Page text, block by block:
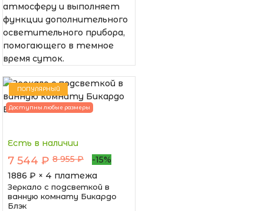
атмосферу и выполняет
функции дополнительного
осветительного прибора,
помогающего в темное
время суток.
ПОПУЛЯРНЫЙ
Доступны любые размеры
Есть в наличии
7 544 ₽ 8 955 ₽
-15%
1886 ₽ × 4 платежа
Зеркало с подсветкой в
ванную комнату Бикардо
Блэк